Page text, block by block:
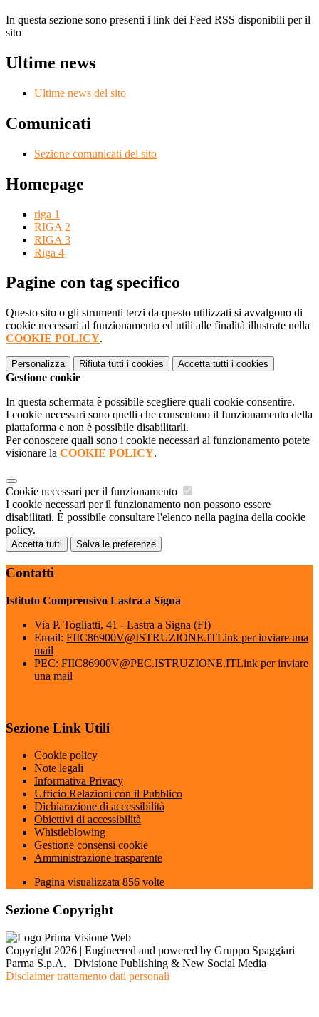
In questa sezione sono presenti i link dei Feed RSS disponibili per il
sito
Ultime news
Ultime news del sito
Comunicati
Sezione comunicati del sito
Homepage
riga 1
RIGA 2
RIGA 3
Riga 4
Pagine con tag specifico
Questo sito o gli strumenti terzi da questo utilizzati si avvalgono di
cookie necessari al funzionamento ed utili alle finalità illustrate nella
COOKIE POLICY.
Personalizza Rifiuta tutti i cookies Accetta tutti i cookies
Gestione cookie
In questa schermata è possibile scegliere quali cookie consentire.
I cookie necessari sono quelli che consentono il funzionamento della
piattaforma e non è possibile disabilitarli.
Per conoscere quali sono i cookie necessari al funzionamento potete
visionare la COOKIE POLICY.
Cookie necessari per il funzionamento
I cookie necessari per il funzionamento non possono essere
disabilitati. È possibile consultare l'elenco nella pagina della cookie
policy.
Accetta tutti Salva le preferenze
Contatti
Istituto Comprensivo Lastra a Signa
Via P. Togliatti, 41 - Lastra a Signa (FI)
Email: FIIC86900V@ISTRUZIONE.ITLink per inviare una
mail
PEC: FIIC86900V@PEC.ISTRUZIONE.ITLink per inviare
una mail
Sezione Link Utili
Cookie policy
Note legali
Informativa Privacy
Ufficio Relazioni con il Pubblico
Dichiarazione di accessibilità
Obiettivi di accessibilità
Whistleblowing
Gestione consensi cookie
Amministrazione trasparente
Pagina visualizzata 856 volte
Sezione Copyright
Copyright 2026 | Engineered and powered by Gruppo Spaggiari
Parma S.p.A. | Divisione Publishing & New Social Media
Disclaimer trattamento dati personali